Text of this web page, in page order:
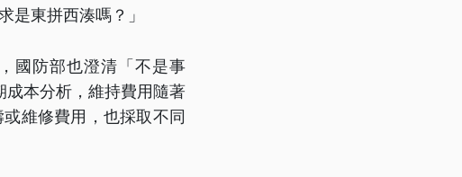
是東拼西湊嗎？」
國防部也澄清「不是事
本分析，維持費用隨著
維修費用，也採取不同